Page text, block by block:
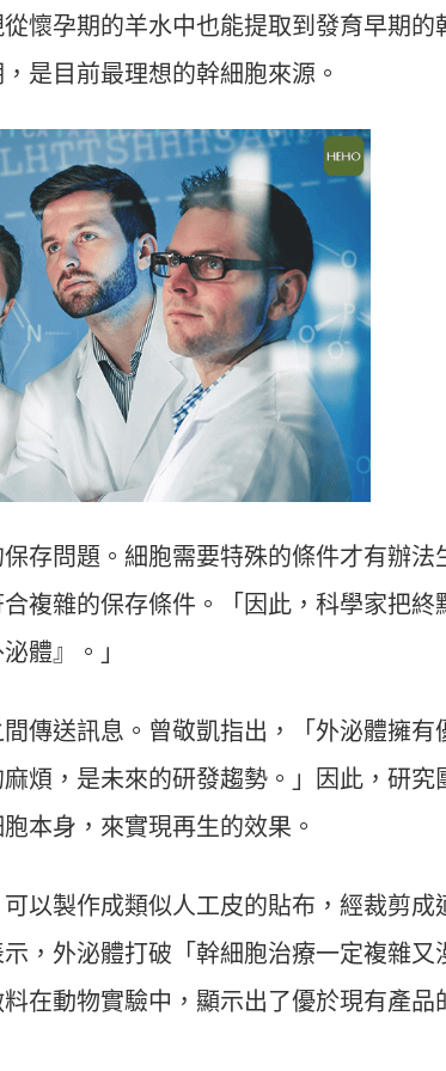
懷孕期的羊水中也能提取到發育早期的
是目前最理想的幹細胞來源。
存問題。細胞需要特殊的條件才有辦法
複雜的保存條件。「因此，科學家把終
體』。」
傳送訊息。曾敬凱指出，「外泌體擁有
煩，是未來的研發趨勢。」因此，研究
本身，來實現再生的效果。
以製作成類似人工皮的貼布，經裁剪成
，外泌體打破「幹細胞治療一定複雜又
在動物實驗中，顯示出了優於現有產品